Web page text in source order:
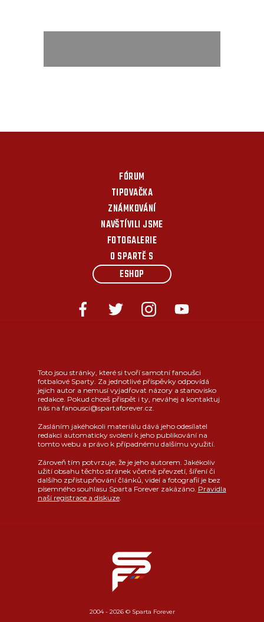
FÓRUM
TIPOVAČKA
ZNÁMKOVÁNÍ
NAVŠTÍVILI JSME
FOTOGALERIE
O SPARTĚ S
ESHOP
Toto jsou stránky, které si tvoří samotní fanoušci
fotbalové Sparty. Za jednotlivé příspěvky odpovídá
jejich autor a nemusí vyjadřovat názory a stanovisko
redakce. Pokud chceš přispět i ty, neváhej a kontaktuj
nás na fanousci@spartaforever.cz.
Zasláním jakéhokoli materiálu dává jeho odesílatel
redakci automaticky svolení k jeho publikování na
tomto webu a právo k případnému dalšímu využití.
Zároveň tím potvrzuje, že je jeho autorem. Jakékoliv
užití obsahu těchto stránek včetně převzetí, šíření či
dalšího zpřístupňování článků, videí a fotografií je bez
písemného souhlasu Sparta Forever zakázáno. Pravidla
naší registrace a diskuze.
2004 - 2026 © Sparta Forever